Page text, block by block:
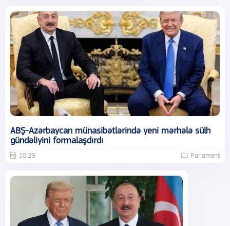
ABŞ-Azərbaycan münasibətlərində yeni mərhələ sülh
gündəliyini formalaşdırdı
10:29 Parlament